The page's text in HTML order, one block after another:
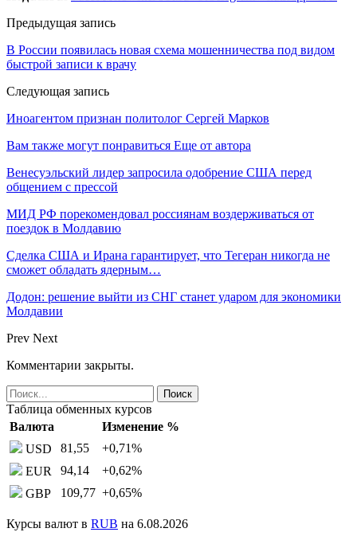
Предыдущая запись
В России появилась новая схема мошенничества под видом
быстрой записи к врачу
Следующая запись
Иноагентом признан политолог Сергей Марков
Вам также могут понравиться Еще от автора
Венесуэльский лидер запросила одобрение США перед
общением с прессой
МИД РФ порекомендовал россиянам воздерживаться от
поездок в Молдавию
Сделка США и Ирана гарантирует, что Тегеран никогда не
сможет обладать ядерным…
Додон: решение выйти из СНГ станет ударом для экономики
Молдавии
Prev Next
Комментарии закрыты.
Таблица обменных курсов
Валюта
Изменение %
USD
81,55 +0,71%
EUR
94,14 +0,62%
GBP
109,77 +0,65%
Курсы валют в RUB на 6.08.2026